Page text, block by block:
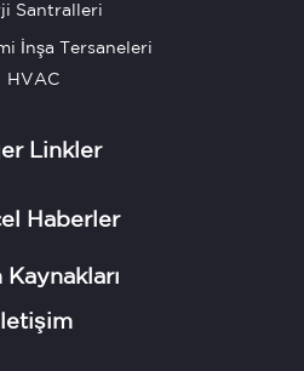
Santralleri
İnşa Tersaneleri
HVAC
Linkler
Haberler
Kaynakları
İletişim